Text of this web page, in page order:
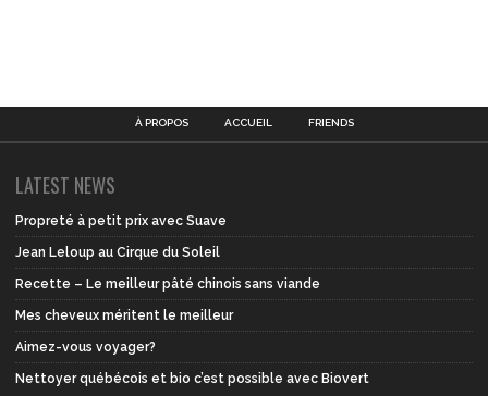
À PROPOS ACCUEIL FRIENDS
LATEST NEWS
Propreté à petit prix avec Suave
Jean Leloup au Cirque du Soleil
Recette – Le meilleur pâté chinois sans viande
Mes cheveux méritent le meilleur
Aimez-vous voyager?
Nettoyer québécois et bio c’est possible avec Biovert